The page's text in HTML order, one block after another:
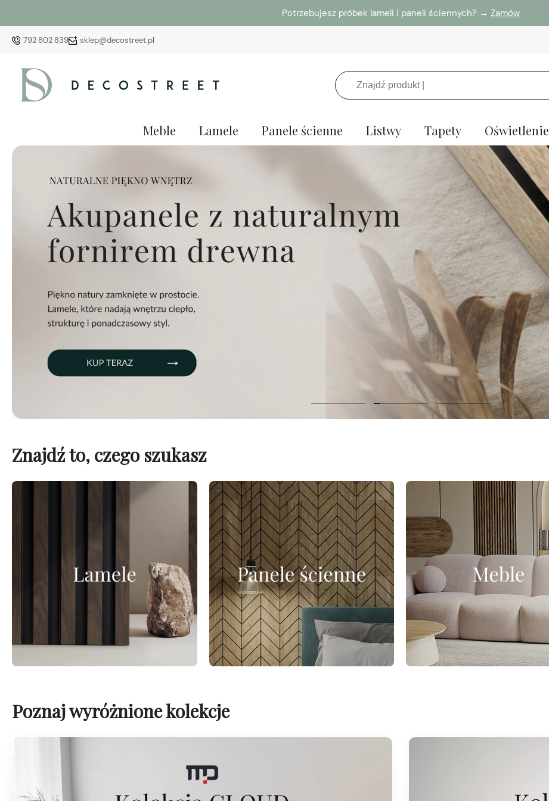
Potrzebujesz próbek lameli i paneli ściennych? → Zamów
792 802 839 sklep@decostreet.pl
Meble Lamele Panele ścienne Listwy Tapety Oświetlenie
Znajdź to, czego szukasz
Poznaj wyróżnione kolekcje